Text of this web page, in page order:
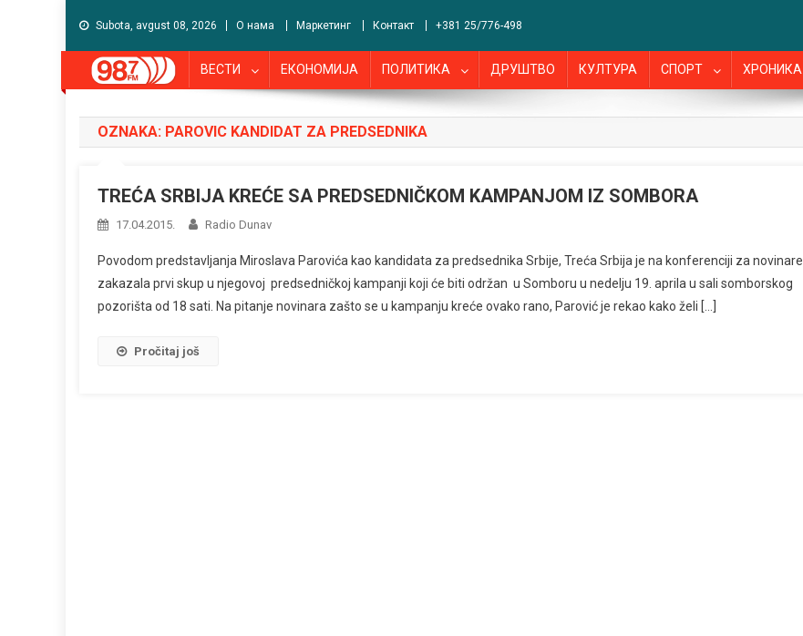
Subota, avgust 08, 2026 О нама Маркетинг Контакт +381 25/776-498
ВЕСТИ ЕКОНОМИЈА ПОЛИТИКА ДРУШТВО КУЛТУРА СПОРТ ХРОНИКА
OZNAKA: PAROVIC KANDIDAT ZA PREDSEDNIKA
TREĆA SRBIJA KREĆE SA PREDSEDNIČKOM KAMPANJOM IZ SOMBORA
17.04.2015. Radio Dunav
Povodom predstavljanja Miroslava Parovića kao kandidata za predsednika Srbije, Treća Srbija je na konferenciji za novinare
zakazala prvi skup u njegovoj predsedničkoj kampanji koji će biti održan u Somboru u nedelju 19. aprila u sali somborskog
pozorišta od 18 sati. Na pitanje novinara zašto se u kampanju kreće ovako rano, Parović je rekao kako želi […]
Pročitaj još